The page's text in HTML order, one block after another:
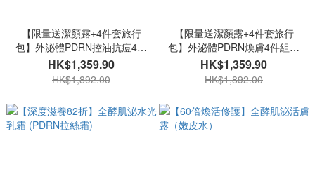
【限量送潔顏露+4件套旅行
包】外泌體PDRN控油抗痘4件
組合 (PDRN拉絲霜+零痘濃萃
+小玻泌＋嫩皮水)
HK$1,359.90
HK$1,892.00
【限量送潔顏露+4件套旅行
包】外泌體PDRN煥膚4件組合
(PDRN拉絲霜+玻色因乳+小玻
泌＋嫩皮水)
HK$1,359.90
HK$1,892.00